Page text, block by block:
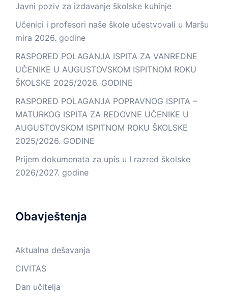
Javni poziv za izdavanje školske kuhinje
Učenici i profesori naše škole učestvovali u Maršu
mira 2026. godine
RASPORED POLAGANJA ISPITA ZA VANREDNE
UČENIKE U AUGUSTOVSKOM ISPITNOM ROKU
ŠKOLSKE 2025/2026. GODINE
RASPORED POLAGANJA POPRAVNOG ISPITA –
MATURKOG ISPITA ZA REDOVNE UČENIKE U
AUGUSTOVSKOM ISPITNOM ROKU ŠKOLSKE
2025/2026. GODINE
Prijem dokumenata za upis u I razred školske
2026/2027. godine
Obavještenja
Aktualna dešavanja
CIVITAS
Dan učitelja